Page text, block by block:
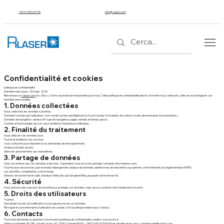
+39 02 953 607 56 info@r-laser.com
Confidentialité et cookies
politique de confidentialité
Dernière mise à jour : 25 mars 2025
Bienvenue surr-laser.com(le « Site »). Votre vie privée est importante pour nous. Cette politique de confidentialité décrit comment nous collectons, utilisons et protégeons vos
données personnelles.
1. Données collectées
Nous collectons les données suivantes :
Données fournies par l'utilisateur : nom, email, numéro de téléphone (si fourni via des formulaires de contact ou des abonnements à la newsletter).
Données de navigation : adresse IP, type de navigateur, pages visitées et temps passé.
Cookies et technologies de suivi : pour améliorer l'expérience utilisateur.
2. Finalité du traitement
Nous utilisons vos données pour :
Fournir et améliorer nos services.
Vous contacter pour répondre à vos demandes de renseignements.
Analyser le trafic du site.
Gérer les abonnements aux newsletters.
3. Partage de données
Nous ne vendons pas vos données à des tiers. Cependant, nous pouvons partager certaines informations avec :
Fournisseurs de services (par exemple, hébergement, analyse de données, plateformes de newsletter) qui opèrent conformément à la réglementation RGPD.
Les autorités compétentes, si la loi l’exige.
Moteurs de recherche et outils d'analyse Web, tels que Google et Bing, auxquels notre site est lié.
4. Sécurité
Nous prenons des mesures de sécurité pour protéger vos données, mais aucun système n'est totalement sécurisé.
5. Droits des utilisateurs
Tu peux:
Demander l'accès, la modification ou la suppression de vos données.
Révoquer le consentement à l'utilisation de cookies (voir la politique relative aux cookies).
6. Contacts
Pour toute demande ou question concernant la politique de confidentialité, veuillez nous écrire à :
Siège social italien : RLI SRL Via del Lavoro, 47, 20052 Vignate MI Tél. : +39/02/95.36.1060 Email : info@r-laser.com – commerciale@r-laser.com